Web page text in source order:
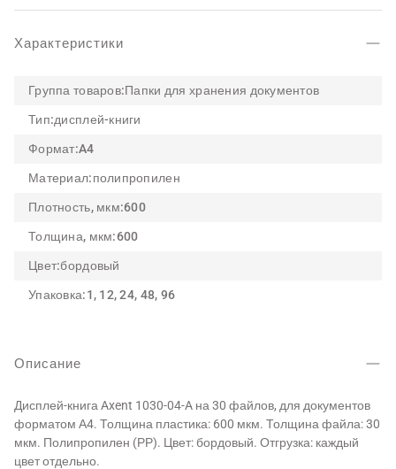
Характеристики
Группа товаров:Папки для хранения документов
Тип:дисплей-книги
Формат:A4
Материал:полипропилен
Плотность, мкм:600
Толщина, мкм:600
Цвет:бордовый
Упаковка:1, 12, 24, 48, 96
Описание
Дисплей-книга Axent 1030-04-A на 30 файлов, для документов
форматом А4. Толщина пластика: 600 мкм. Толщина файла: 30
мкм. Полипропилен (РР). Цвет: бордовый. Отгрузка: каждый
цвет отдельно.